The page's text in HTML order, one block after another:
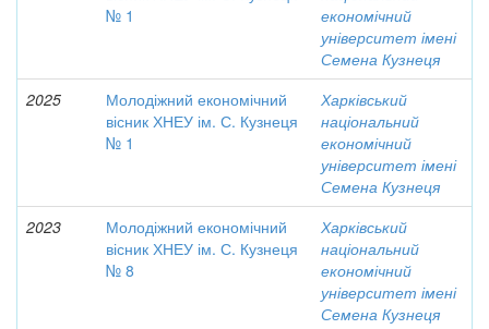
№ 1
економічний
університет імені
Семена Кузнеця
2025
Молодіжний економічний
вісник ХНЕУ ім. С. Кузнеця
№ 1
Харківський
національний
економічний
університет імені
Семена Кузнеця
2023
Молодіжний економічний
вісник ХНЕУ ім. С. Кузнеця
№ 8
Харківський
національний
економічний
університет імені
Семена Кузнеця